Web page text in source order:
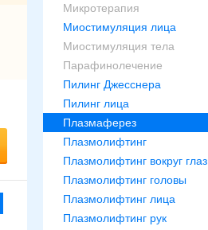
Микротерапия
Миостимуляция лица
Миостимуляция тела
Парафинолечение
Пилинг Джесснера
Пилинг лица
Плазмаферез
Плазмолифтинг
Плазмолифтинг вокруг глаз
Плазмолифтинг головы
Плазмолифтинг лица
Плазмолифтинг рук